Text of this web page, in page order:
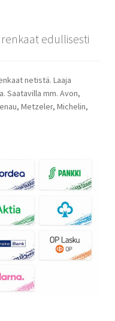
edullisesti
netistä. Laaja
Saatavilla mm. Avon,
Metzeler, Michelin,